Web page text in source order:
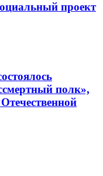
проект
полк»,